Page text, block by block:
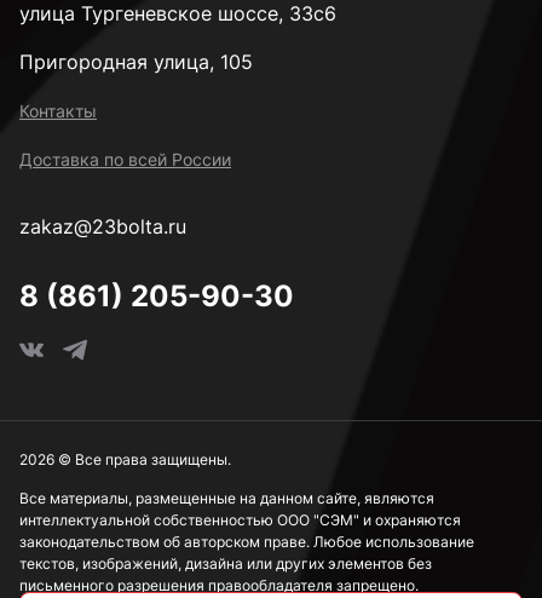
улица Тургеневское шоссе, 33с6
Пригородная улица, 105
Контакты
Доставка по всей России
zakaz@23bolta.ru
8 (861) 205-90-30
Все материалы, размещенные на данном сайте, являются
интеллектуальной собственностью ООО "СЭМ" и охраняются
законодательством об авторском праве. Любое использование
текстов, изображений, дизайна или других элементов без
письменного разрешения правообладателя запрещено.
2026 © Все права защищены.